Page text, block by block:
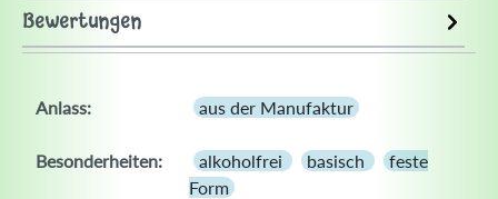
Bewertungen
Anlass: aus der Manufaktur
Besonderheiten: alkoholfrei basisch
feste
Form